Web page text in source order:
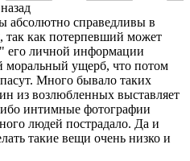
абсолютно справедливы в
как потерпевший может
его личной информации
моральный ущерб, что потом
Много бывало таких
из возлюбленных выставляет
интимные фотографии
людей пострадало. Да и
такие вещи очень низко и